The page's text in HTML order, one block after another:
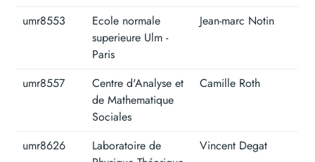
umr8553
Ecole normale
superieure Ulm -
Paris
Jean-marc Notin
umr8557
Centre d'Analyse et
de Mathematique
Sociales
Camille Roth
umr8626
Laboratoire de
Vincent Degat